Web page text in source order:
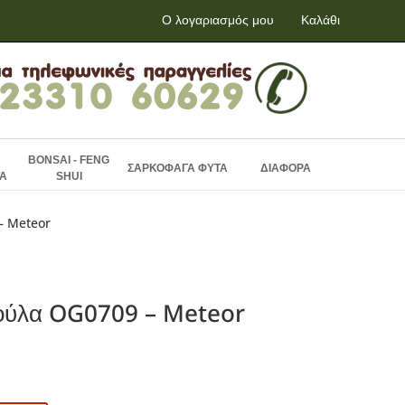
Ο λογαριασμός μου Καλάθι
BONSAI - FENG
SHUI
ΣΑΡΚΟΦΑΓΑ ΦΥΤΑ ΔΙΑΦΟΡΑ
Meteor
OG0709 – Meteor